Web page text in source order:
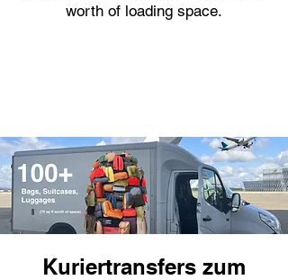
worth of loading space.
Kuriertransfers zum